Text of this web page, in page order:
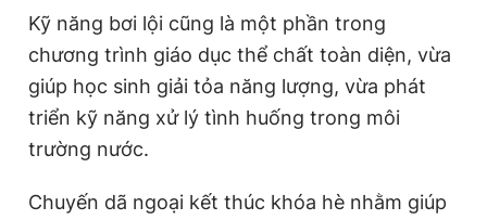
Kỹ năng bơi lội cũng là một phần trong
chương trình giáo dục thể chất toàn diện, vừa
giúp học sinh giải tỏa năng lượng, vừa phát
triển kỹ năng xử lý tình huống trong môi
trường nước.
Chuyến dã ngoại kết thúc khóa hè nhằm giúp